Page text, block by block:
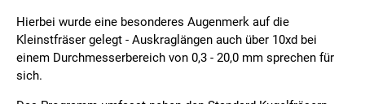
Hierbei wurde eine besonderes Augenmerk auf die
Kleinstfräser gelegt - Auskraglängen auch über 10xd bei
einem Durchmesserbereich von 0,3 - 20,0 mm sprechen für
sich.